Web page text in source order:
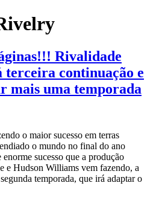
Rivalidade
terceira continuação e
mais uma temporada
o maior sucesso em terras
o mundo no final do ano
sucesso que a produção
e Hudson Williams vem fazendo, a
temporada, que irá adaptar o